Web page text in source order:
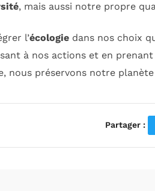
, mais aussi notre propre
l’écologie dans nos choix
à nos actions et en
nous préservons notre
Partager :